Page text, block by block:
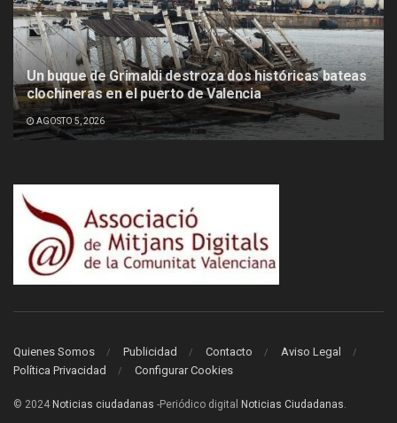
Un buque de Grimaldi destroza dos históricas bateas
clochineras en el puerto de Valencia
AGOSTO 5, 2026
Quienes Somos Publicidad Contacto
Aviso Legal
Política Privacidad
Configurar Cookies
© 2024 Noticias ciudadanas -Periódico digital Noticias Ciudadanas.